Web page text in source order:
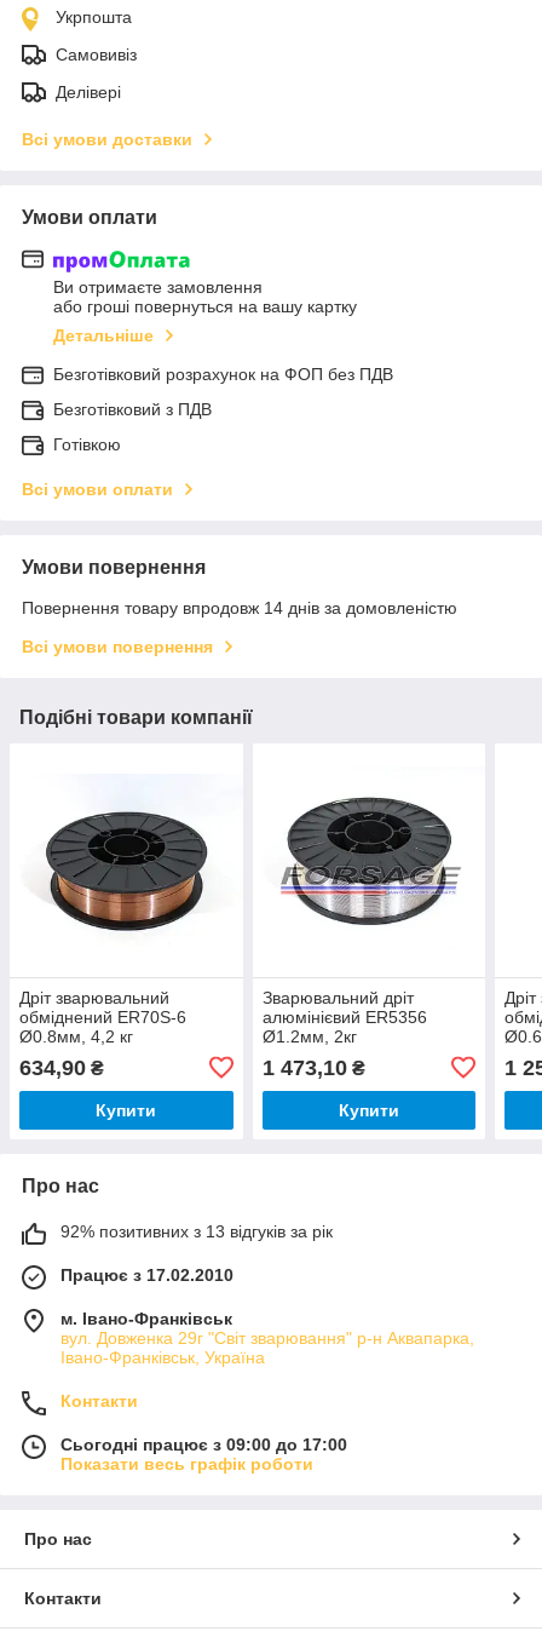
Укрпошта
Самовивіз
Делівері
Всі умови доставки
Умови оплати
Ви отримаєте замовлення
або гроші повернуться на вашу картку
Детальніше
Безготівковий розрахунок на ФОП без ПДВ
Безготівковий з ПДВ
Готівкою
Всі умови оплати
Умови повернення
Повернення товару впродовж 14 днів за домовленістю
Всі умови повернення
Подібні товари компанії
Дріт зварювальний
обміднений ER70S-6
Ø0.8мм, 4,2 кг
634,90 ₴
Купити
Зварювальний дріт
алюмінієвий ER5356
Ø1.2мм, 2кг
1 473,10₴
Купити
1
Про нас
92% позитивних з 13 відгуків за рік
Працює з 17.02.2010
м. Івано-Франківськ
вул. Довженка 29г "Світ зварювання" р-н Аквапарка,
Івано-Франківськ, Україна
Контакти
Сьогодні працює з 09:00 до 17:00
Показати весь графік роботи
Про нас
Контакти